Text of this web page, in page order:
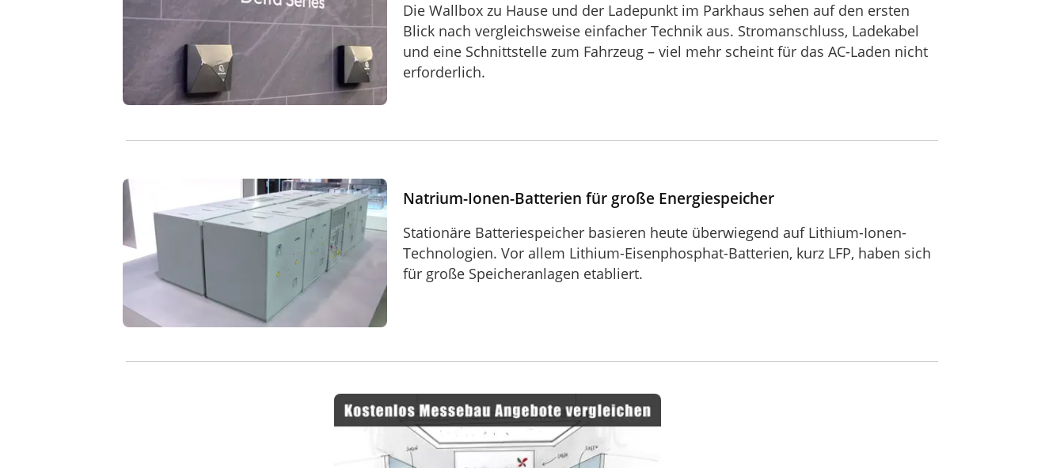
Die Wallbox zu Hause und der Ladepunkt im Parkhaus sehen auf den ersten
Blick nach vergleichsweise einfacher Technik aus. Stromanschluss, Ladekabel
und eine Schnittstelle zum Fahrzeug – viel mehr scheint für das AC-Laden nicht
erforderlich.
Natrium-Ionen-Batterien für große Energiespeicher
Natrium-Ionen-Batterien für große Energiespeicher
Stationäre Batteriespeicher basieren heute überwiegend auf Lithium-Ionen-
Technologien. Vor allem Lithium-Eisenphosphat-Batterien, kurz LFP, haben sich
für große Speicheranlagen etabliert.